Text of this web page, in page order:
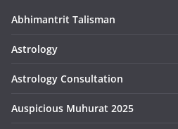
Abhimantrit Talisman
Astrology
Astrology Consultation
Auspicious Muhurat 2025